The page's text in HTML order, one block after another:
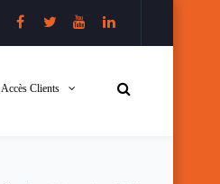
Accès Clients